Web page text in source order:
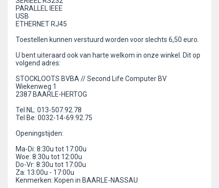
PARALLEL IEEE
USB
ETHERNET RJ45
Toestellen kunnen verstuurd worden voor slechts 6,50 euro.
U bent uiteraard ook van harte welkom in onze winkel. Dit op
volgend adres:
STOCKLOOTS BVBA // Second Life Computer BV
Wiekenweg 1
2387 BAARLE-HERTOG
Tel NL: 013-507.92.78
Tel Be: 0032-14-69.92.75
Openingstijden:
Ma-Di: 8:30u tot 17:00u
Woe: 8:30u tot 12:00u
Do-Vr: 8:30u tot 17:00u
Za: 13:00u - 17:00u
Kenmerken: Kopen in BAARLE-NASSAU